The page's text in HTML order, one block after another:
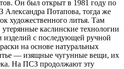
Он был открыт в 1981 году по
Потапова, тогда же
художественного литья. Там
каслинские технологии
изделий с последующей ручной
на основе натуральных
— изящные чугунные вещи, их
На ПСЗ продолжают эту